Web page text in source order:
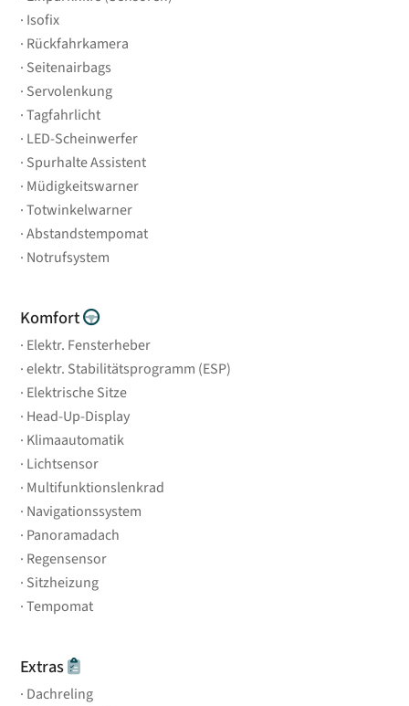
Isofix
Rückfahrkamera
Seitenairbags
Servolenkung
Tagfahrlicht
LED-Scheinwerfer
Spurhalte Assistent
Müdigkeitswarner
Totwinkelwarner
Abstandstempomat
Notrufsystem
Komfort
Elektr. Fensterheber
elektr. Stabilitätsprogramm (ESP)
Elektrische Sitze
Head-Up-Display
Klimaautomatik
Lichtsensor
Multifunktionslenkrad
Navigationssystem
Panoramadach
Regensensor
Sitzheizung
Tempomat
Extras
Dachreling